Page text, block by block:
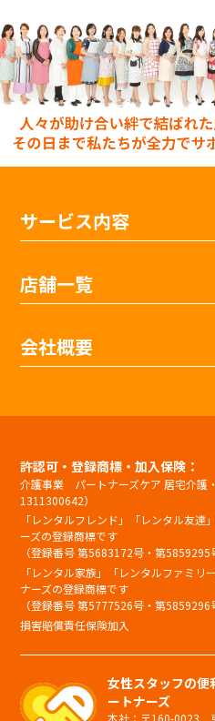
サービス内容
店舗一覧
会社概要
許認可・登録商標・加入保険：
介護事業 パートナーズケア 居宅介護
1311300642）
「レンタルフレンド」「レンタル友
ーズの登録商標です
（登録番号 第5683172号・第5859295
「レンタル家族」「レンタルファミリ
ナーズの登録商標です
（登録番号 第5777526号・第5859296
損害賠償責任保険加入
女性スタッフの便
ートナーズ